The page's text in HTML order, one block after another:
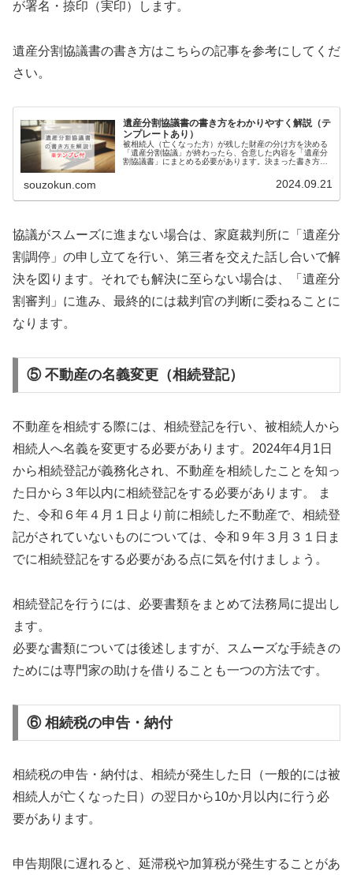
が署名・捺印（実印）します。
遺産分割協議書の書き方はこちらの記事を参考にしてくだ
さい。
遺産分割協議書の書き方をわかりやすく解説（テ
ンプレートあり）
被相続人（亡くなった方）が残した財産の分け方を決める
「遺産分割協議」が終わったら、合意した内容を「遺産分
割協議書」にまとめる必要があります。決まった書き方は
souzokun.com 2024.09.21
協議がスムーズに進まない場合は、家庭裁判所に「遺産分
割調停」の申し立てを行い、第三者を交えた話し合いで解
決を図ります。それでも解決に至らない場合は、「遺産分
割審判」に進み、最終的には裁判官の判断に委ねることに
なります。
⑤ 不動産の名義変更（相続登記）
不動産を相続する際には、相続登記を行い、被相続人から
相続人へ名義を変更する必要があります。2024年4月1日
から相続登記が義務化され、不動産を相続したことを知っ
た日から３年以内に相続登記をする必要があります。 ま
た、令和６年４月１日より前に相続した不動産で、相続登
記がされていないものについては、令和９年３月３１日ま
でに相続登記をする必要がある点に気を付けましょう。
相続登記を行うには、必要書類をまとめて法務局に提出し
ます。
必要な書類については後述しますが、スムーズな手続きの
ためには専門家の助けを借りることも一つの方法です。
⑥ 相続税の申告・納付
相続税の申告・納付は、相続が発生した日（一般的には被
相続人が亡くなった日）の翌日から10か月以内に行う必
要があります。
申告期限に遅れると、延滞税や加算税が発生することがあ